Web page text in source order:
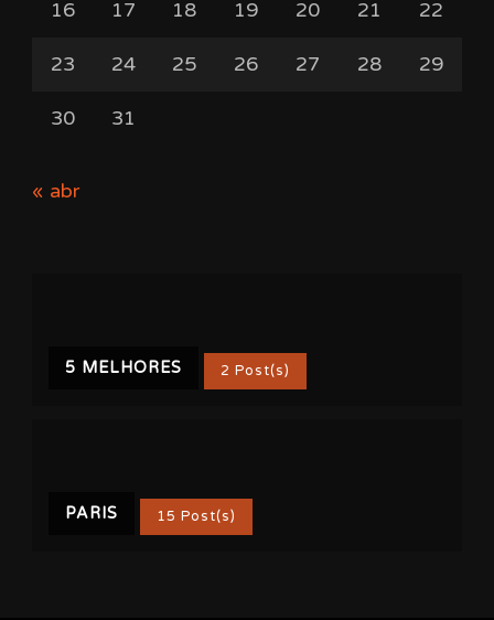
16 17 18 19 20 21 22
23 24 25 26 27 28 29
30 31
« abr
5 MELHORES 2 Post(s)
PARIS 15 Post(s)